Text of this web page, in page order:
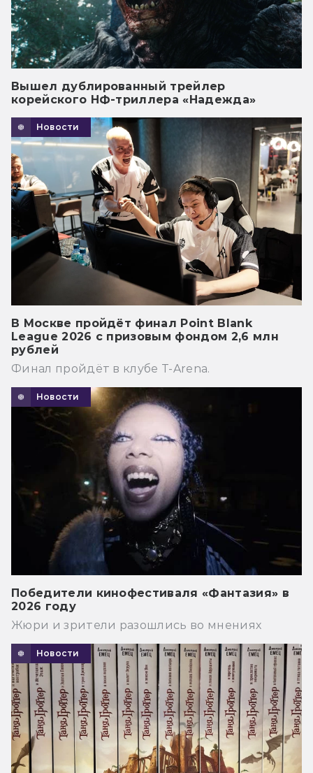
Вышел дублированный трейлер
корейского НФ-триллера «Надежда»
Новости
В Москве пройдёт финал Point Blank
League 2026 с призовым фондом 2,6 млн
рублей
Финал пройдёт в клубе T-Arena.
Новости
Победители кинофестиваля «Фантазия» в
2026 году
Жюри и зрители разошлись во мнениях
Новости